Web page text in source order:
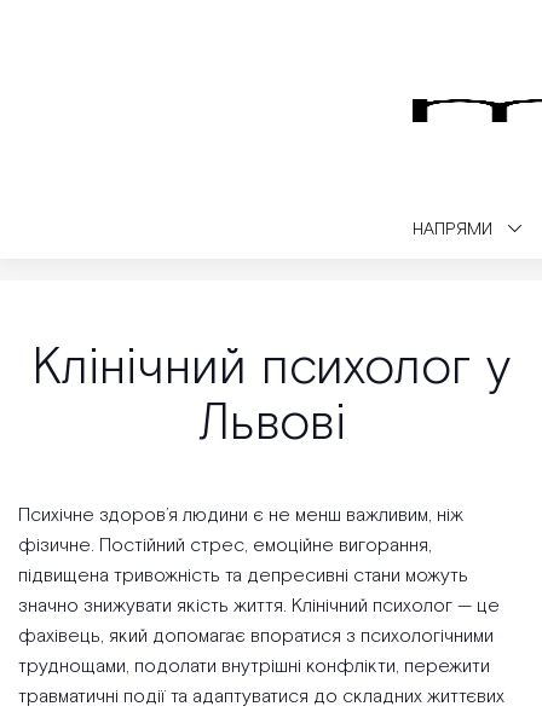
НАПРЯМИ
Клінічний психолог у
Львові
Психічне здоров’я людини є не менш важливим, ніж
фізичне. Постійний стрес, емоційне вигорання,
підвищена тривожність та депресивні стани можуть
значно знижувати якість життя. Клінічний психолог — це
фахівець, який допомагає впоратися з психологічними
труднощами, подолати внутрішні конфлікти, пережити
травматичні події та адаптуватися до складних життєвих